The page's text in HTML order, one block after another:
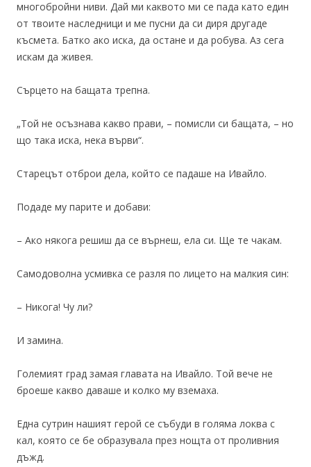
многобройни ниви. Дай ми каквото ми се пада като един
от твоите наследници и ме пусни да си диря другаде
късмета. Батко ако иска, да остане и да робува. Аз сега
искам да живея.
Сърцето на бащата трепна.
„Той не осъзнава какво прави, – помисли си бащата, – но
що така иска, нека върви“.
Старецът отброи дела, който се падаше на Ивайло.
Подаде му парите и добави:
– Ако някога решиш да се върнеш, ела си. Ще те чакам.
Самодоволна усмивка се разля по лицето на малкия син:
– Никога! Чу ли?
И замина.
Големият град замая главата на Ивайло. Той вече не
броеше какво даваше и колко му вземаха.
Една сутрин нашият герой се събуди в голяма локва с
кал, която се бе образувала през нощта от проливния
дъжд.